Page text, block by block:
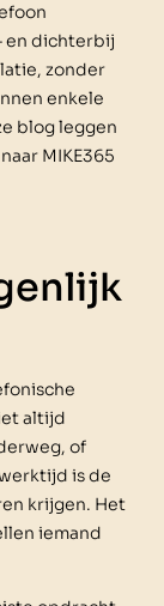
en dichterbij
zonder
enkele
blog leggen
MIKE365
altijd
of
is de
krijgen. Het
iemand